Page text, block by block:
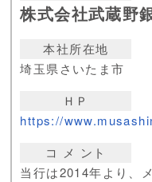
株式会社武蔵野
本社所在地
埼玉県さいたま市
ＨＰ
https://
コ メ ント
当行は2014年より、